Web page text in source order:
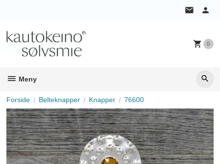
0
Meny
Forside Belteknapper Knapper 76600